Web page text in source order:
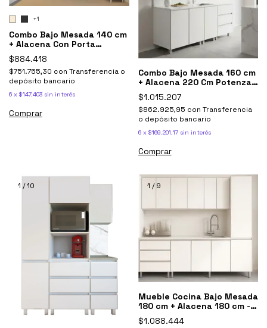
+1
Combo Bajo Mesada 140 cm
+ Alacena Con Porta
Microondas Potenza
$884.418
$751.755,30 con Transferencia o
depósito bancario
6 x $147.403 sin interés
Comprar
Combo Bajo Mesada 160 cm
+ Alacena 220 Cm Potenza
Blanco / Gris
$1.015.207
$862.925,95 con Transferencia
o depósito bancario
6 x $169.201,17 sin interés
Comprar
1 /10 1 /9
Mueble Cocina Bajo Mesada
180 cm + Alacena 180 cm -
Potenza Blanco Aluminio
$1.088.444